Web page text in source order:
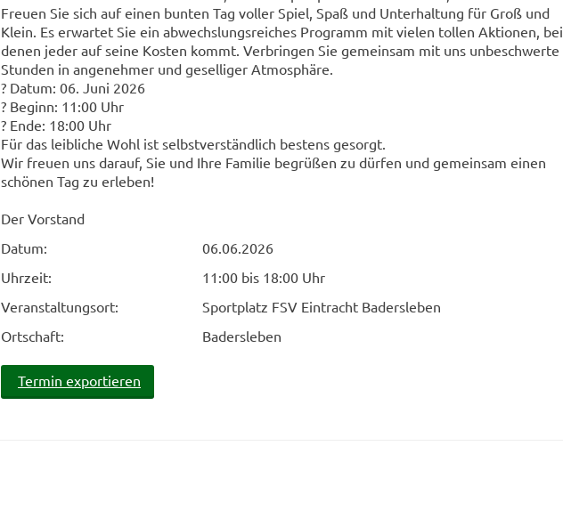
Freuen Sie sich auf einen bunten Tag voller Spiel, Spaß und Unterhaltung für Groß und
Klein. Es erwartet Sie ein abwechslungsreiches Programm mit vielen tollen Aktionen, bei
denen jeder auf seine Kosten kommt. Verbringen Sie gemeinsam mit uns unbeschwerte
Stunden in angenehmer und geselliger Atmosphäre.
? Datum: 06. Juni 2026
? Beginn: 11:00 Uhr
? Ende: 18:00 Uhr
Für das leibliche Wohl ist selbstverständlich bestens gesorgt.
Wir freuen uns darauf, Sie und Ihre Familie begrüßen zu dürfen und gemeinsam einen
schönen Tag zu erleben!
Der Vorstand
Datum:
06.06.2026
Uhrzeit:
11:00 bis 18:00 Uhr
Veranstaltungsort:
Sportplatz FSV Eintracht Badersleben
Ortschaft:
Badersleben
Termin exportieren